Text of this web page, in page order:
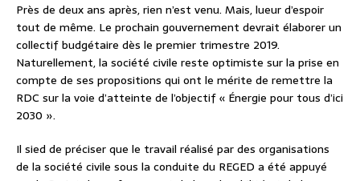
Près de deux ans après, rien n’est venu. Mais, lueur d’espoir
tout de même. Le prochain gouvernement devrait élaborer un
collectif budgétaire dès le premier trimestre 2019.
Naturellement, la société civile reste optimiste sur la prise en
compte de ses propositions qui ont le mérite de remettre la
RDC sur la voie d’atteinte de l’objectif « Énergie pour tous d’ici
2030 ».
Il sied de préciser que le travail réalisé par des organisations
de la société civile sous la conduite du REGED a été appuyé